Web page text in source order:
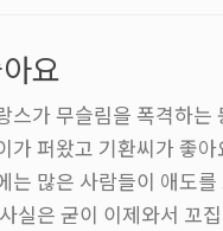
을 뽑아낼 수 있다. 부품
요
스가 무슬림을 폭격하는
가 퍼왔고 기환씨가 좋
는 많은 사람들이 애도
실은 굳이 이제와서 꼬